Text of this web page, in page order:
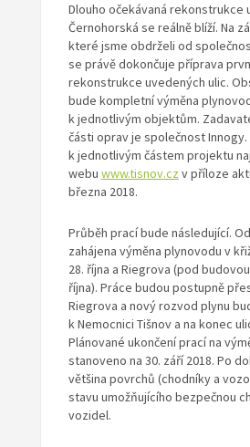
Dlouho očekávaná rekonstrukce
Černohorská se reálně blíží. Na
které jsme obdrželi od
se právě dokončuje příprava
rekonstrukce uvedených ulic.
bude kompletní výměna
k jednotlivým objektům.
části oprav je společnost Innogy.
k jednotlivým částem projektu
webu www.tisnov.czv příloze
března 2018.
Průběh prací bude následující.
zahájena výměna plynovodu v
28. října a Riegrova (pod budovou
října). Práce budou postupně
Riegrova a nový rozvod plynu
k Nemocnici Tišnov a na konec
Plánované ukončení prací na
stanoveno na 30. září 2018. Po
většina povrchů (chodníky a
stavu umožňujícího bezpečnou
vozidel.